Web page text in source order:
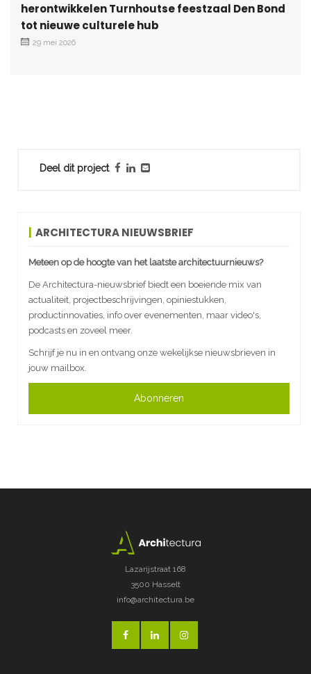
Deel dit project
ARCHITECTURA NIEUWSBRIEF
Meteen op de hoogte van het laatste architectuurnieuws?
De Architectura-nieuwsbrief biedt een boeiende mix van
actualiteit, projectbeschrijvingen, opiniestukken,
productinnovaties, info over evenementen, maar video's,
podcasts en zoveel meer.
Schrijf je nu in en ontvang onze wekelijkse nieuwsbrieven in
jouw mailbox.
Abonneren
herontwikkelen Turnhoutse feestzaal Den Bond
tot nieuwe culturele hub
29 mei 2026
Lazarijstraat 168
3500 Hasselt
info@architectura.be